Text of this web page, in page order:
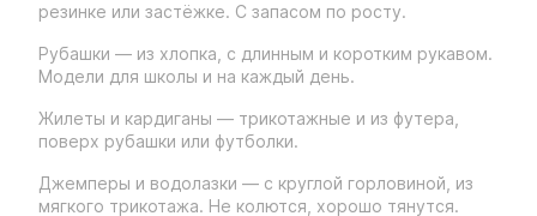
резинке или застёжке. С запасом по росту.
Рубашки — из хлопка, с длинным и коротким рукавом.
Модели для школы и на каждый день.
Жилеты и кардиганы — трикотажные и из футера,
поверх рубашки или футболки.
Джемперы и водолазки — с круглой горловиной, из
мягкого трикотажа. Не колются, хорошо тянутся.